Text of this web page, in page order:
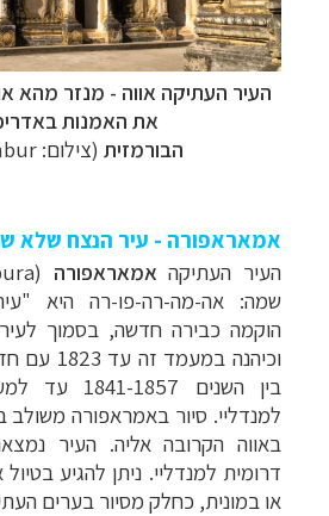
העיר העתיקה אווה - מנזר מהא
את האמנות
הבורמזית (צילום:
אמאראפורה - עיר הנצח שלא
העיר העתיקה אמאראפורה (Amarapura)
שמה: אה-מה-רה-פו-רה היא
הוקמה
וכיהנה במעמד זה עד 1823 עם חזרת הבירה לאווה וכן
בין השנים
למנדליי. סיור באמראפורה משולב
באווה הקרובה אליה.העיר
דרומית למנדליי. ניתן להגיע
או במונית, כחלק מסיור בערים